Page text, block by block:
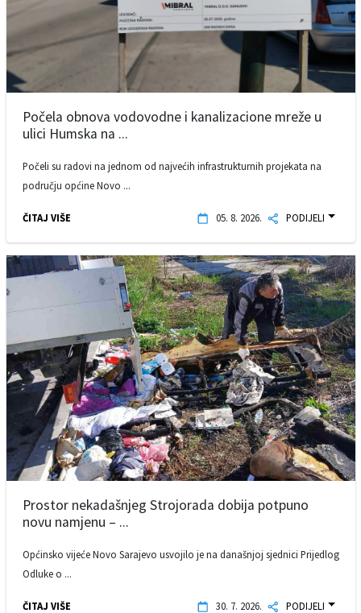
Počela obnova vodovodne i kanalizacione mreže u
ulici Humska na ...
Počeli su radovi na jednom od najvećih infrastrukturnih projekata na
području općine Novo ...
ČITAJ VIŠE 05. 8. 2026. PODIJELI
Prostor nekadašnjeg Strojorada dobija potpuno
novu namjenu – ...
Općinsko vijeće Novo Sarajevo usvojilo je na današnjoj sjednici Prijedlog
Odluke o ...
ČITAJ VIŠE 30. 7. 2026. PODIJELI